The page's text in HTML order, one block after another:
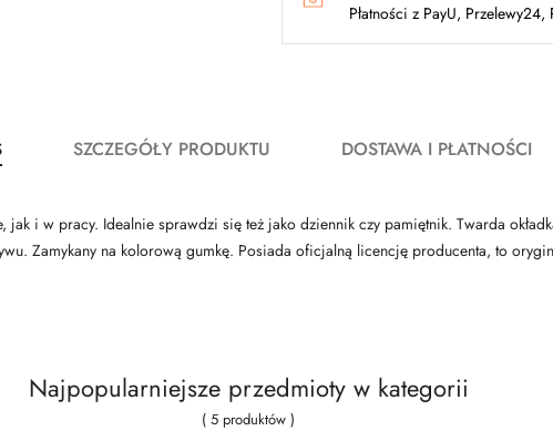
Płatności z PayU,
SZCZEGÓŁY PRODUKTU DOSTAWA I PŁATNOŚCI
i w pracy. Idealnie sprawdzi się też jako dziennik czy pamiętnik. Twarda
Zamykany na kolorową gumkę. Posiada oficjalną licencję producenta, to
Najpopularniejsze przedmioty w kategorii
( 5 produktów )